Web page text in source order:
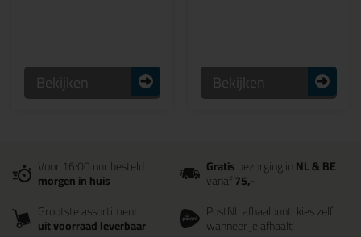
Bekijken Bekijken
Voor 16:00 uur besteld
morgen in huis
Gratisbezorging inNL & BE
vanaf75,-
Grootste assortiment
uit voorraad leverbaar
PostNL afhaalpunt: kies zelf
wanneer je afhaalt